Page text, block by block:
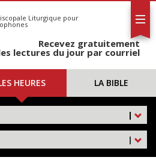
Liturgique pour
Recevez gratuitement
lectures du jour par courriel
HEURES LA BIBLE
|
|